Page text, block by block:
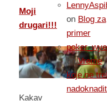
Moji
drugari!!!
Kakav
on Blog za
primer
onVreme
koje ne